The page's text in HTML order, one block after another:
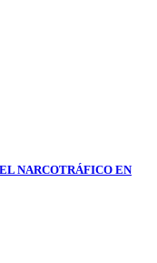
NARCOTRÁFICO EN